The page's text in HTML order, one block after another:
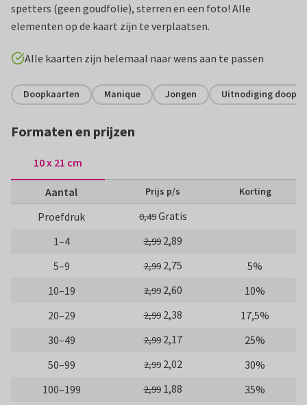
spetters (geen goudfolie), sterren en een foto! Alle
elementen op de kaart zijn te verplaatsen.
Alle kaarten zijn helemaal naar wens aan te passen
Doopkaarten Manique Jongen Uitnodiging
Formaten en prijzen
10 x 21 cm
Aantal Prijs p/s Korting
Proefdruk 0,49Gratis
1–4
2,99 2,89
5–9
2,99 2,75
5%
10–19
2,99 2,60
10%
20–29
2,99 2,38
17,5%
30–49
2,99 2,17
25%
50–99
2,99 2,02
30%
100–199
2,99 1,88
35%